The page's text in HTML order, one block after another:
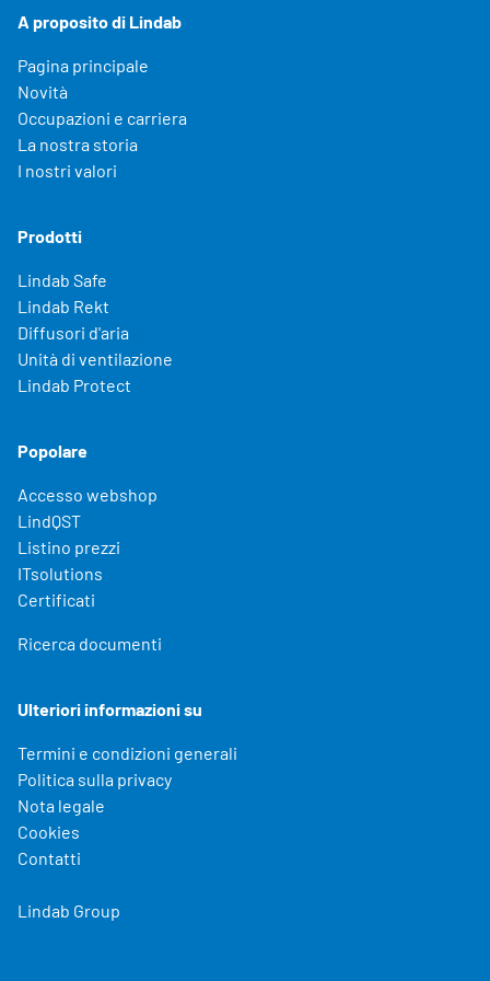
A proposito di Lindab
Pagina principale
Novità
Occupazioni e carriera
La nostra storia
I nostri valori
Prodotti
Lindab Safe
Lindab Rekt
Diffusori d'aria
Unità di ventilazione
Lindab Protect
Popolare
Accesso webshop
LindQST
Listino prezzi
ITsolutions
Certificati
Ricerca documenti
Ulteriori informazioni su
Termini e condizioni generali
Politica sulla privacy
Nota legale
Cookies
Contatti
Lindab Group